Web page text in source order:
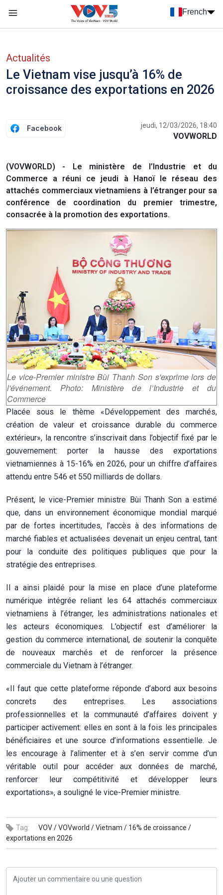
French
Actualités
Le Vietnam vise jusqu’à 16% de
croissance des exportations en 2026
Facebook jeudi, 12/03/2026, 18:40
VOVWORLD
(VOVWORLD) - Le ministère de l’Industrie et du
Commerce a réuni ce jeudi à Hanoï le réseau des
attachés commerciaux vietnamiens à l’étranger pour sa
conférence de coordination du premier trimestre,
consacrée à la promotion des exportations.
Le vice-Premier ministre Bùi Thanh Son s'exprime lors de
l'événement. Photo: Ministère de l’Industrie et du
Commerce
Placée sous le thème «Développement des marchés,
création de valeur et croissance durable du commerce
extérieur», la rencontre s’inscrivait dans l’objectif fixé par le
gouvernement: porter la hausse des exportations
vietnamiennes à 15-16% en 2026, pour un chiffre d’affaires
attendu entre 546 et 550 milliards de dollars.
Présent, le vice-Premier ministre Bùi Thanh Son a estimé
que, dans un environnement économique mondial marqué
par de fortes incertitudes, l’accès à des informations de
marché fiables et actualisées devenait un enjeu central, tant
pour la conduite des politiques publiques que pour la
stratégie des entreprises.
Il a ainsi plaidé pour la mise en place d’une plateforme
numérique intégrée reliant les 64 attachés commerciaux
vietnamiens à l’étranger, les administrations nationales et
les acteurs économiques. L’objectif est d’améliorer la
gestion du commerce international, de soutenir la conquête
de nouveaux marchés et de renforcer la présence
commerciale du Vietnam à l’étranger.
«Il faut que cette plateforme réponde d’abord aux besoins
concrets des entreprises. Les associations
professionnelles et la communauté d’affaires doivent y
participer activement: elles en sont à la fois les principales
bénéficiaires et une source d’informations essentielle. Je
les encourage à l’alimenter et à s’en servir comme d’un
véritable outil pour accéder aux données de marché,
renforcer leur compétitivité et développer leurs
exportations», a souligné le vice-Premier ministre.
Tag: VOV /VOVworld /Vietnam / 16% de croissance /
exportations en 2026